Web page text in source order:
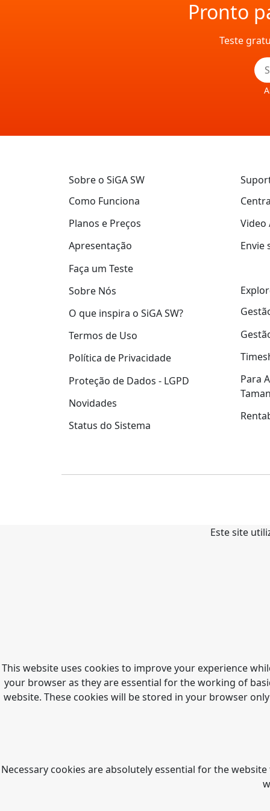
Pronto
Teste
Sobre o SiGA SW
Como Funciona
Planos e Preços
Apresentação
Faça um Teste
Sobre Nós
O que inspira o SiGA SW?
Termos de Uso
Política de Privacidade
Proteção de Dados - LGPD
Novidades
Status do Sistema
Video
Envie
Para
Este site
This website uses cookies to improve your experience
your browser as they are essential for the working of
website. These cookies will be stored in your browser
Necessary cookies are absolutely essential for the